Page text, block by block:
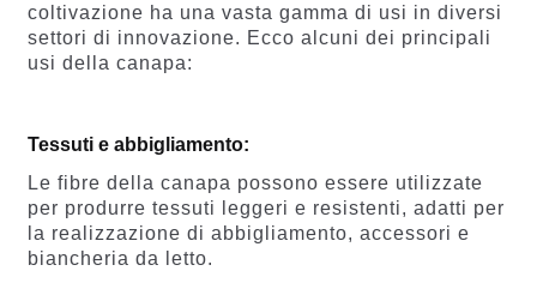
coltivazione ha una vasta gamma di usi in diversi
settori di innovazione. Ecco alcuni dei principali
usi della canapa:
Tessuti e abbigliamento:
Le fibre della canapa possono essere utilizzate
per produrre tessuti leggeri e resistenti, adatti per
la realizzazione di abbigliamento, accessori e
biancheria da letto.